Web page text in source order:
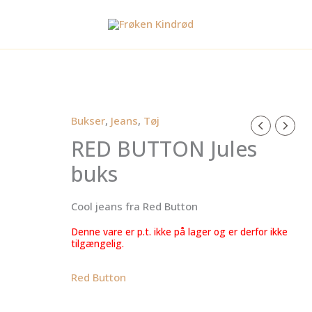
Bukser, Jeans, Tøj
RED BUTTON Jules
buks
Cool jeans fra Red Button
Denne vare er p.t. ikke på lager og er derfor ikke
tilgængelig.
Red Button